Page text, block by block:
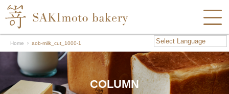
Home aob-milk_cut_1000-1
COLUMN